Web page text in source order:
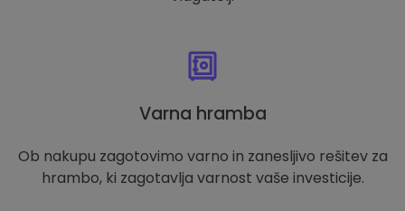
Varna hramba
Ob nakupu zagotovimo varno in zanesljivo rešitev za
hrambo, ki zagotavlja varnost vaše investicije.